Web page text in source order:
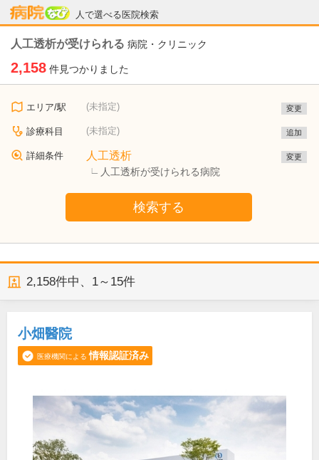
人で選べる医院検索
病院なび
人工透析が受けられる 病院・クリニック
2,158 件見つかりました
エリア/駅 (未指定) 変更
診療科目 (未指定) 追加
詳細条件 人工透析
人工透析が受けられる病院
変更
検索する
2,158件中、 1～15件
小畑醫院
医療機関による 情報認証済み